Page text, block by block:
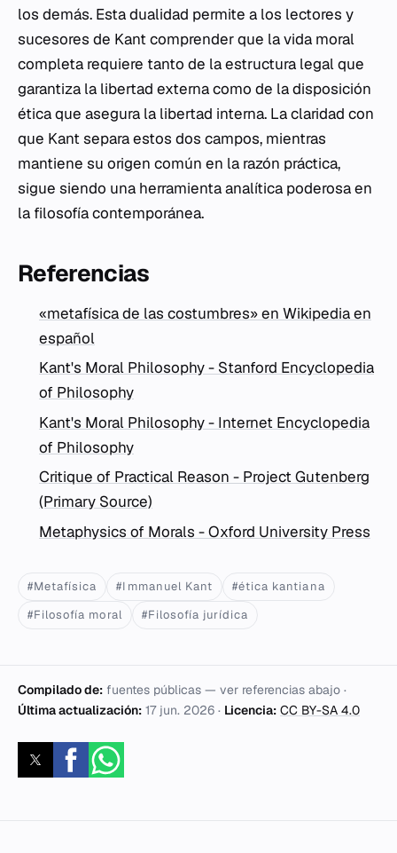
los demás. Esta dualidad permite a los lectores y
sucesores de Kant comprender que la vida moral
completa requiere tanto de la estructura legal que
garantiza la libertad externa como de la disposición
ética que asegura la libertad interna. La claridad con
que Kant separa estos dos campos, mientras
mantiene su origen común en la razón práctica,
sigue siendo una herramienta analítica poderosa en
la filosofía contemporánea.
Referencias
«metafísica de las costumbres» en Wikipedia en
español
Kant's Moral Philosophy - Stanford Encyclopedia
of Philosophy
Kant's Moral Philosophy - Internet Encyclopedia
of Philosophy
Critique of Practical Reason - Project Gutenberg
(Primary Source)
Metaphysics of Morals - Oxford University Press
#Metafísica #Immanuel Kant
#ética kantiana
#Filosofía moral
#Filosofía jurídica
Compilado de: fuentes públicas — ver referencias abajo ·
Última actualización: 17 jun. 2026 · Licencia: CC BY-SA 4.0